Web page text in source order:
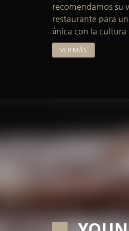
recomendamos su
restaurante para
única con la cultura
VER MÁS